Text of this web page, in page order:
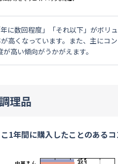
数回程度」「それ以下」がボリュ
高くなっています。また、主にコ
高い傾向がうかがえます。
理品
1年間に購入したことのある